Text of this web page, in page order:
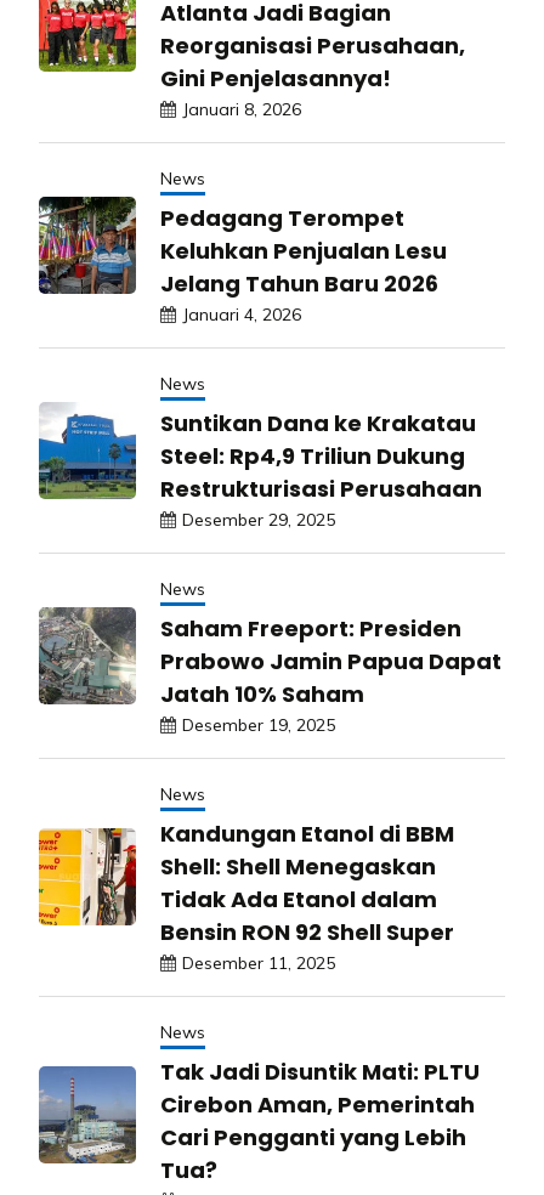
Atlanta Jadi Bagian
Reorganisasi Perusahaan,
Gini Penjelasannya!
Januari 8, 2026
News
Pedagang Terompet
Keluhkan Penjualan Lesu
Jelang Tahun Baru 2026
Januari 4, 2026
News
Suntikan Dana ke Krakatau
Steel: Rp4,9 Triliun Dukung
Restrukturisasi Perusahaan
Desember 29, 2025
News
Saham Freeport: Presiden
Prabowo Jamin Papua Dapat
Jatah 10% Saham
Desember 19, 2025
News
Kandungan Etanol di BBM
Shell: Shell Menegaskan
Tidak Ada Etanol dalam
Bensin RON 92 Shell Super
Desember 11, 2025
News
Tak Jadi Disuntik Mati: PLTU
Cirebon Aman, Pemerintah
Cari Pengganti yang Lebih
Tua?